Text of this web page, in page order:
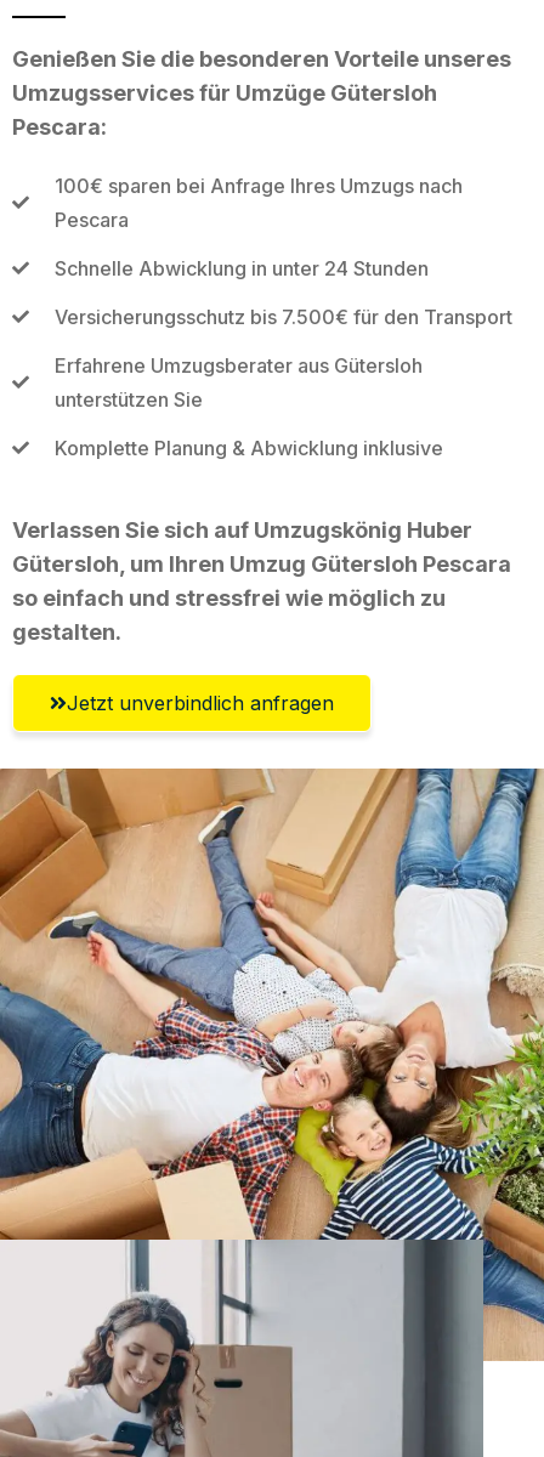
Genießen Sie die besonderen Vorteile unseres
Umzugsservices für Umzüge Gütersloh
Pescara:
100€ sparen bei Anfrage Ihres Umzugs nach
Pescara
Schnelle Abwicklung in unter 24 Stunden
Versicherungsschutz bis 7.500€ für den Transport
Erfahrene Umzugsberater aus Gütersloh
unterstützen Sie
Komplette Planung & Abwicklung inklusive
Verlassen Sie sich auf Umzugskönig Huber
Gütersloh, um Ihren Umzug Gütersloh Pescara
so einfach und stressfrei wie möglich zu
gestalten.
Jetzt unverbindlich anfragen